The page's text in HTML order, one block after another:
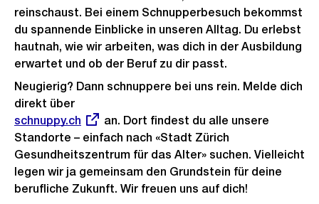
reinschaust. Bei einem Schnupperbesuch bekommst
du spannende Einblicke in unseren Alltag. Du erlebst
hautnah, wie wir arbeiten, was dich in der Ausbildung
erwartet und ob der Beruf zu dir passt.
Neugierig? Dann schnuppere bei uns rein. Melde dich
direkt über
Externer
Link:
schnuppy.ch
an. Dort findest du alle unsere
Standorte – einfach nach «Stadt Zürich
Gesundheitszentrum für das Alter» suchen. Vielleicht
legen wir ja gemeinsam den Grundstein für deine
berufliche Zukunft. Wir freuen uns auf dich!